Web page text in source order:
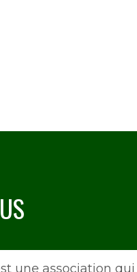
une association